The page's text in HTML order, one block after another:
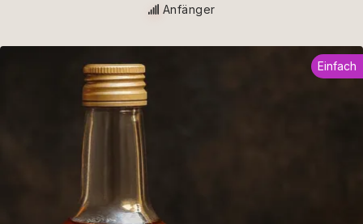
Anfänger
Einfach